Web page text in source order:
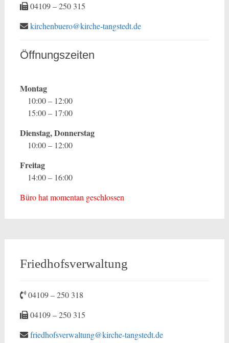
04109 – 250 315
kirchenbuero@kirche-tangstedt.de
Öffnungszeiten
Montag
10:00 – 12:00
15:00 – 17:00
Dienstag, Donnerstag
10:00 – 12:00
Freitag
14:00 – 16:00
Büro hat momentan geschlossen
Friedhofsverwaltung
04109 – 250 318
04109 – 250 315
friedhofsverwaltung@kirche-tangstedt.de